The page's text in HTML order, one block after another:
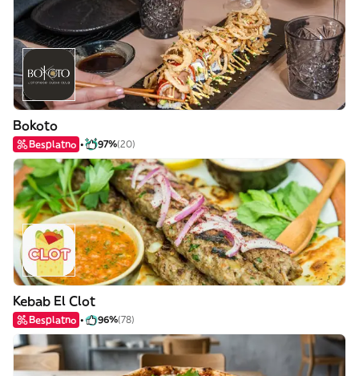
Bokoto
Besplatno 97%(20)
Kebab El Clot
Besplatno 96%(78)